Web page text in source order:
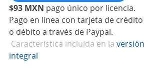
$93 MXN pago único por licencia.
Pago en línea con tarjeta de crédito
o débito a través de Paypal.
Característica incluida en la versión
integral